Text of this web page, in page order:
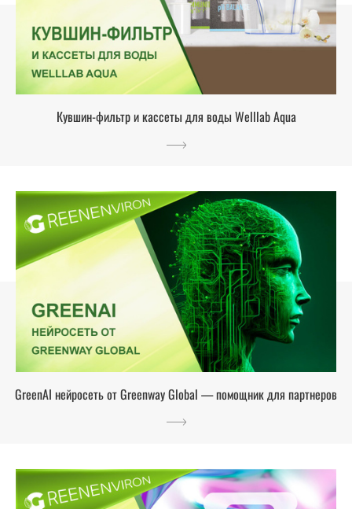
Кувшин-фильтр и кассеты для воды Welllab Aqua
GreenAI нейросеть от Greenway Global — помощник для партнеров